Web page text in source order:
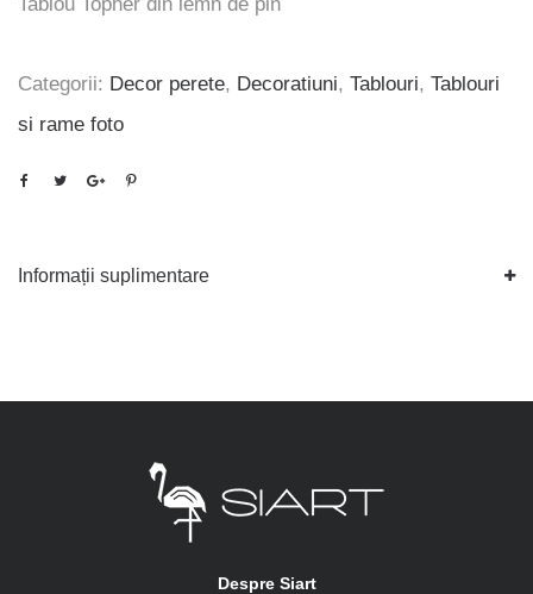
Categorii: Decor perete, Decoratiuni, Tablouri, Tablouri
si rame foto
Informații suplimentare
Despre Siart